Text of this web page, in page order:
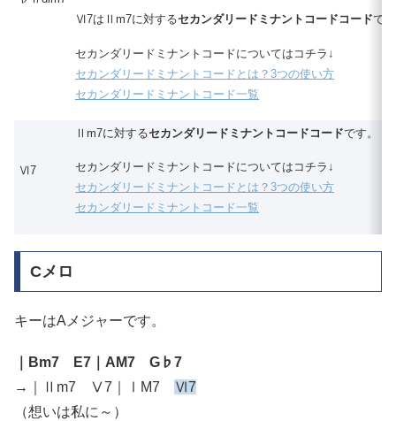
Ⅵ7はⅡm7に対するセカンダリードミナントコードコードで
セカンダリードミナントコードについてはコチラ↓
セカンダリードミナントコードとは？3つの使い方
セカンダリードミナントコード一覧
Ⅵ7
Ⅱm7に対するセカンダリードミナントコードコードです。
セカンダリードミナントコードについてはコチラ↓
セカンダリードミナントコードとは？3つの使い方
セカンダリードミナントコード一覧
Cメロ
キーはAメジャーです。
｜Bm7 E7｜AM7 G♭7
→｜Ⅱm7 Ⅴ7｜ⅠM7
Ⅵ7
（想いは私に～）